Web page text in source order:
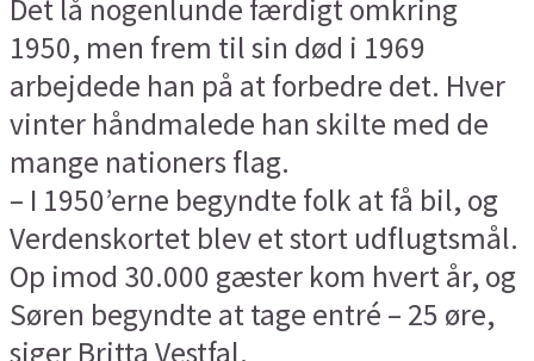
Det lå nogenlunde færdigt omkring
1950, men frem til sin død i 1969
arbejdede han på at forbedre det. Hver
vinter håndmalede han skilte med de
mange nationers flag.
– I 1950’erne begyndte folk at få bil, og
Verdenskortet blev et stort udflugtsmål.
Op imod 30.000 gæster kom hvert år, og
Søren begyndte at tage entré – 25 øre,
siger Britta Vestfal.